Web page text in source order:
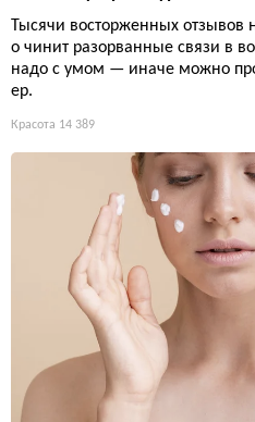
Тысячи восторженных отзывов
о чинит разорванные связи в
надо с умом — иначе можно
ер.
Красота 14 389